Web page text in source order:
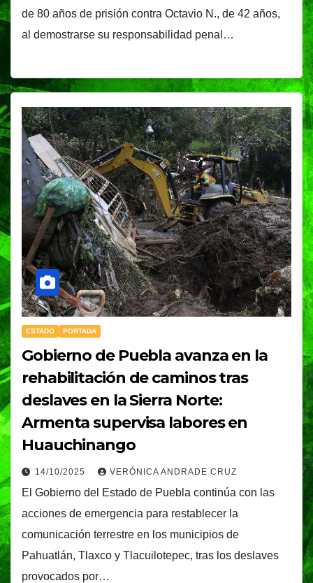
de 80 años de prisión contra Octavio N., de 42 años,
al demostrarse su responsabilidad penal…
ESTADO PORTADA
Gobierno de Puebla avanza en la
rehabilitación de caminos tras
deslaves en la Sierra Norte:
Armenta supervisa labores en
Huauchinango
14/10/2025 VERÓNICA ANDRADE CRUZ
El Gobierno del Estado de Puebla continúa con las
acciones de emergencia para restablecer la
comunicación terrestre en los municipios de
Pahuatlán, Tlaxco y Tlacuilotepec, tras los deslaves
provocados por…